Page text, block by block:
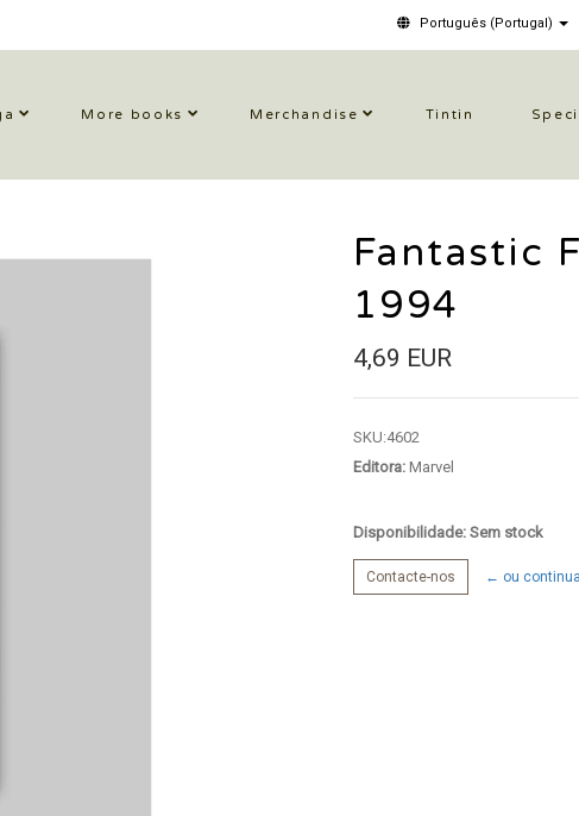
Português (Portugal)
More books Merchandise Tintin
Fantastic
1994
4,69 EUR
SKU:4602
Editora:Marvel
Disponibilidade: Sem stock
Contacte-nos ← ou